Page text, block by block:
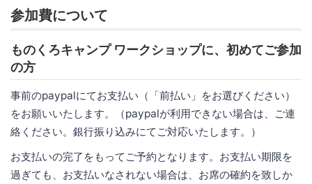
参加費について
ものくろキャンプ ワークショップに、初めてご参加
の方
事前のpaypalにてお支払い（「前払い」をお選びください）
をお願いいたします。（paypalが利用できない場合は、ご連
絡ください。銀行振り込みにてご対応いたします。）
お支払いの完了をもってご予約となります。お支払い期限を
過ぎても、お支払いなされない場合は、お席の確約を致しか